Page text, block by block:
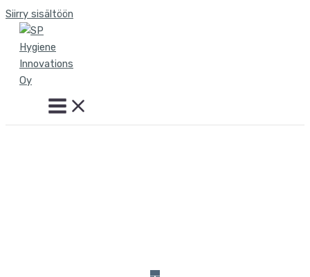
Siirry sisältöön